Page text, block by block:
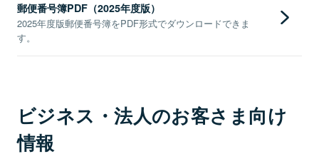
郵便番号簿PDF（2025年度版）
2025年度版郵便番号簿をPDF形式でダウンロードできま
す。
ビジネス・法人のお客さま向け
情報